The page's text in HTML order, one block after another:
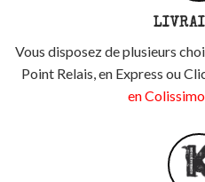
Vous disposez de plusieurs
Point Relais, en Express ou
en